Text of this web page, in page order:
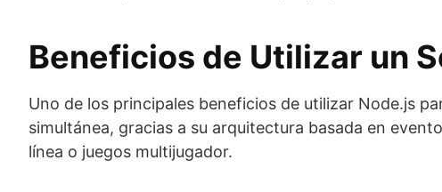
Beneficios de Utilizar un
Uno de los principales beneficios de utilizar Node.js
simultánea, gracias a su arquitectura basada en
línea o juegos multijugador.